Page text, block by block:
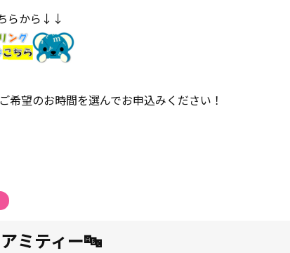
らから↓↓
望のお時間を選んでお申込みください！
ミティー🔤